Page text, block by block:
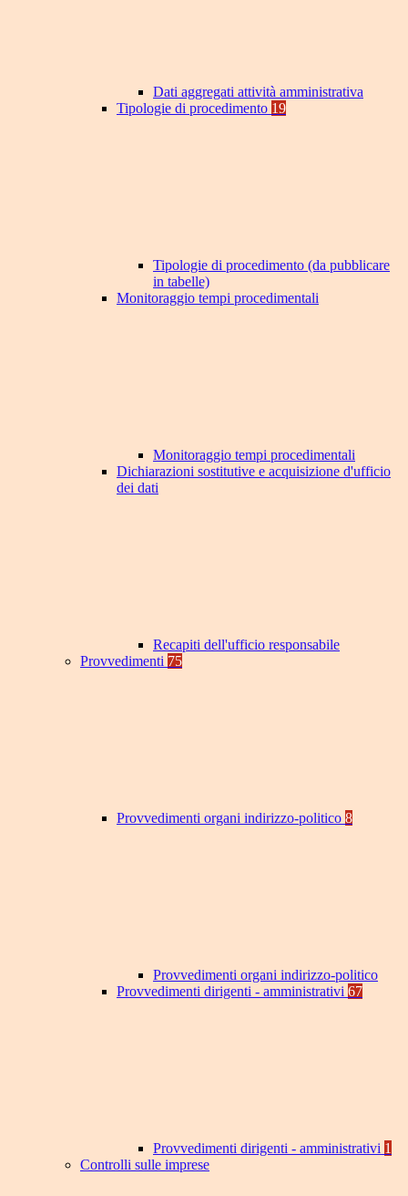
Dati aggregati attività amministrativa
Tipologie di procedimento 19
Tipologie di procedimento (da pubblicare
in tabelle)
Monitoraggio tempi procedimentali
Monitoraggio tempi procedimentali
Dichiarazioni sostitutive e acquisizione d'ufficio
dei dati
Recapiti dell'ufficio responsabile
Provvedimenti 75
Provvedimenti organi indirizzo-politico 8
Provvedimenti organi indirizzo-politico
Provvedimenti dirigenti - amministrativi 67
Provvedimenti dirigenti - amministrativi 1
Controlli sulle imprese